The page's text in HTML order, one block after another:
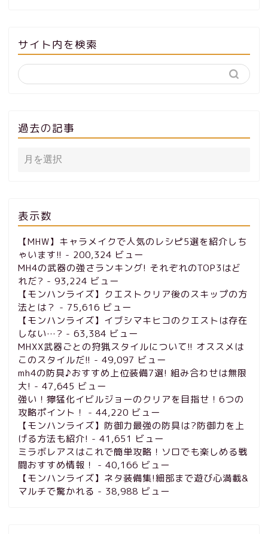
サイト内を検索
過去の記事
表示数
【MHW】キャラメイクで人気のレシピ5選を紹介しち
ゃいます!! - 200,324 ビュー
MH4の武器の強さランキング! それぞれのTOP3はど
れだ? - 93,224 ビュー
【モンハンライズ】クエストクリア後のスキップの方
法とは？ - 75,616 ビュー
【モンハンライズ】イブシマキヒコのクエストは存在
しない…? - 63,384 ビュー
MHXX武器ごとの狩猟スタイルについて!! オススメは
このスタイルだ!! - 49,097 ビュー
mh4の防具♪おすすめ上位装備7選! 組み合わせは無限
大! - 47,645 ビュー
強い！獰猛化イビルジョーのクリアを目指せ！6つの
攻略ポイント！
- 44,220 ビュー
【モンハンライズ】防御力最強の防具は?防御力を上
げる方法も紹介! - 41,651 ビュー
ミラボレアスはこれで簡単攻略！ソロでも楽しめる戦
闘おすすめ情報！
- 40,166 ビュー
【モンハンライズ】ネタ装備集!細部まで遊び心満載&
マルチで驚かれる - 38,988 ビュー